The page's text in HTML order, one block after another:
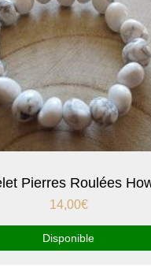
Pierres Roulées
14,00€
Disponible